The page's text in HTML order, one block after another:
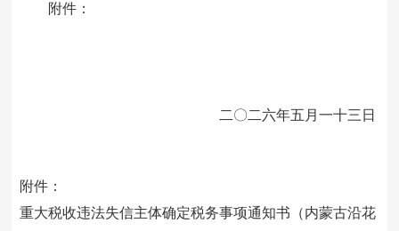
附件：
二〇二六年五月一十三日
附件：
重大税收违法失信主体确定税务事项通知书（内蒙古沿花